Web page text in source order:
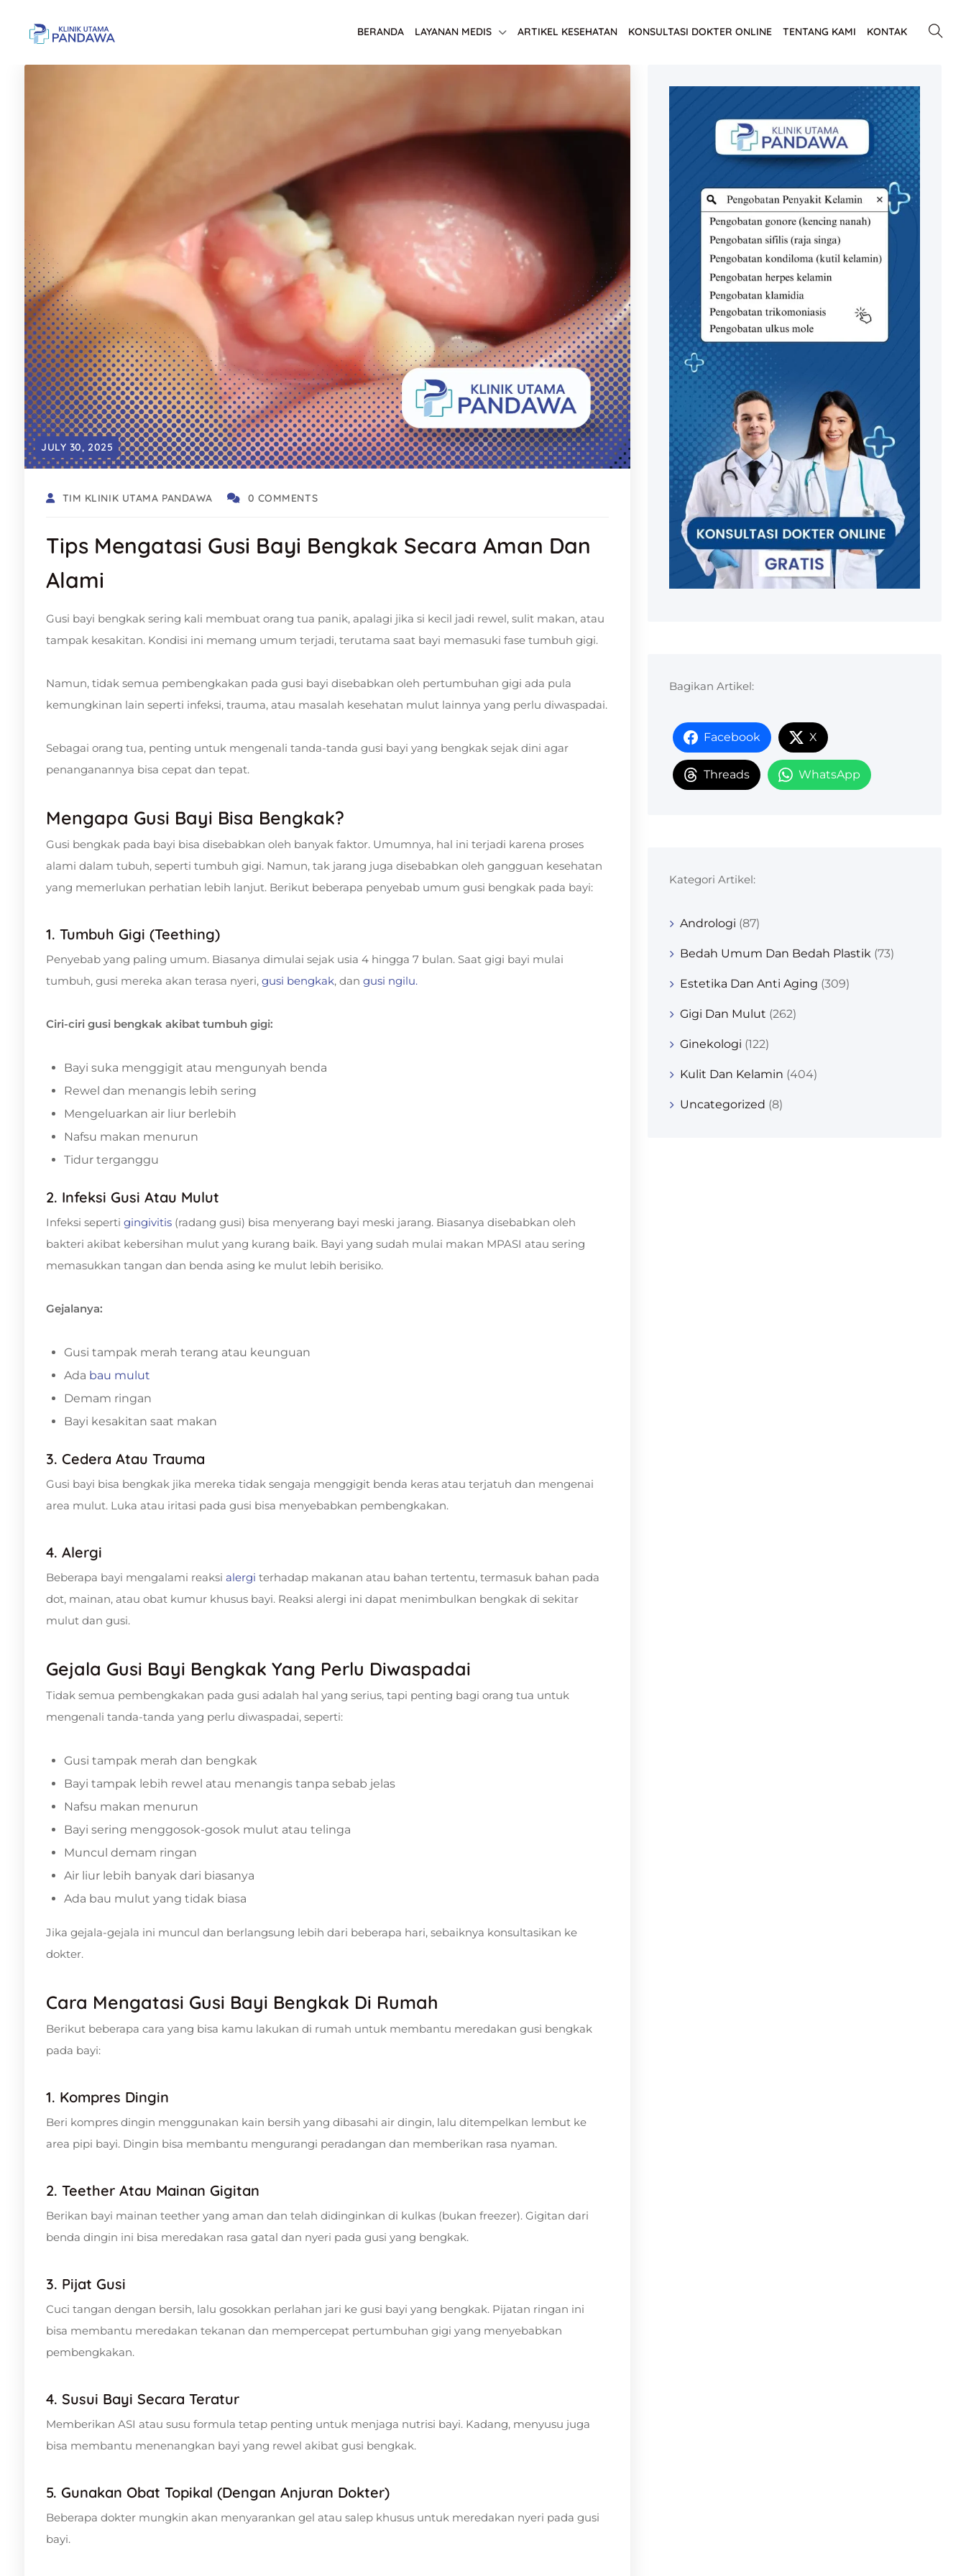
BERANDA LAYANAN MEDIS ARTIKEL KESEHATAN KONSULTASI DOKTER ONLINE TENTANG KAMI KONTAK
JULY 30, 2025
TIM KLINIK UTAMA PANDAWA 0 COMMENTS
Tips Mengatasi Gusi Bayi Bengkak Secara Aman Dan
Alami
Gusi bayi bengkak sering kali membuat orang tua panik, apalagi jika si kecil jadi rewel, sulit makan, atau
tampak kesakitan. Kondisi ini memang umum terjadi, terutama saat bayi memasuki fase tumbuh gigi.
Namun, tidak semua pembengkakan pada gusi bayi disebabkan oleh pertumbuhan gigi ada pula
kemungkinan lain seperti infeksi, trauma, atau masalah kesehatan mulut lainnya yang perlu diwaspadai.
Sebagai orang tua, penting untuk mengenali tanda-tanda gusi bayi yang bengkak sejak dini agar
penanganannya bisa cepat dan tepat.
Mengapa Gusi Bayi Bisa Bengkak?
Gusi bengkak pada bayi bisa disebabkan oleh banyak faktor. Umumnya, hal ini terjadi karena proses
alami dalam tubuh, seperti tumbuh gigi. Namun, tak jarang juga disebabkan oleh gangguan kesehatan
yang memerlukan perhatian lebih lanjut. Berikut beberapa penyebab umum gusi bengkak pada bayi:
1. Tumbuh Gigi (Teething)
Penyebab yang paling umum. Biasanya dimulai sejak usia 4 hingga 7 bulan. Saat gigi bayi mulai
tumbuh, gusi mereka akan terasa nyeri, gusi bengkak, dan gusi ngilu.
Ciri-ciri gusi bengkak akibat tumbuh gigi:
Bayi suka menggigit atau mengunyah benda
Rewel dan menangis lebih sering
Mengeluarkan air liur berlebih
Nafsu makan menurun
Tidur terganggu
2. Infeksi Gusi Atau Mulut
Infeksi seperti gingivitis (radang gusi) bisa menyerang bayi meski jarang. Biasanya disebabkan oleh
bakteri akibat kebersihan mulut yang kurang baik. Bayi yang sudah mulai makan MPASI atau sering
memasukkan tangan dan benda asing ke mulut lebih berisiko.
Gejalanya:
Gusi tampak merah terang atau keunguan
Ada bau mulut
Demam ringan
Bayi kesakitan saat makan
3. Cedera Atau Trauma
Gusi bayi bisa bengkak jika mereka tidak sengaja menggigit benda keras atau terjatuh dan mengenai
area mulut. Luka atau iritasi pada gusi bisa menyebabkan pembengkakan.
4. Alergi
Beberapa bayi mengalami reaksi alergi terhadap makanan atau bahan tertentu, termasuk bahan pada
dot, mainan, atau obat kumur khusus bayi. Reaksi alergi ini dapat menimbulkan bengkak di sekitar
mulut dan gusi.
Gejala Gusi Bayi Bengkak Yang Perlu Diwaspadai
Tidak semua pembengkakan pada gusi adalah hal yang serius, tapi penting bagi orang tua untuk
mengenali tanda-tanda yang perlu diwaspadai, seperti:
Gusi tampak merah dan bengkak
Bayi tampak lebih rewel atau menangis tanpa sebab jelas
Nafsu makan menurun
Bayi sering menggosok-gosok mulut atau telinga
Muncul demam ringan
Air liur lebih banyak dari biasanya
Ada bau mulut yang tidak biasa
Jika gejala-gejala ini muncul dan berlangsung lebih dari beberapa hari, sebaiknya konsultasikan ke
dokter.
Cara Mengatasi Gusi Bayi Bengkak Di Rumah
Berikut beberapa cara yang bisa kamu lakukan di rumah untuk membantu meredakan gusi bengkak
pada bayi:
1. Kompres Dingin
Beri kompres dingin menggunakan kain bersih yang dibasahi air dingin, lalu ditempelkan lembut ke
area pipi bayi. Dingin bisa membantu mengurangi peradangan dan memberikan rasa nyaman.
2. Teether Atau Mainan Gigitan
Berikan bayi mainan teether yang aman dan telah didinginkan di kulkas (bukan freezer). Gigitan dari
benda dingin ini bisa meredakan rasa gatal dan nyeri pada gusi yang bengkak.
3. Pijat Gusi
Cuci tangan dengan bersih, lalu gosokkan perlahan jari ke gusi bayi yang bengkak. Pijatan ringan ini
bisa membantu meredakan tekanan dan mempercepat pertumbuhan gigi yang menyebabkan
pembengkakan.
4. Susui Bayi Secara Teratur
Memberikan ASI atau susu formula tetap penting untuk menjaga nutrisi bayi. Kadang, menyusu juga
bisa membantu menenangkan bayi yang rewel akibat gusi bengkak.
5. Gunakan Obat Topikal (Dengan Anjuran Dokter)
Beberapa dokter mungkin akan menyarankan gel atau salep khusus untuk meredakan nyeri pada gusi
bayi.
Bagikan Artikel:
Facebook X
Threads WhatsApp
Kategori Artikel:
Andrologi (87)
Bedah Umum Dan Bedah Plastik (73)
Estetika Dan Anti Aging (309)
Gigi Dan Mulut (262)
Ginekologi (122)
Kulit Dan Kelamin (404)
Uncategorized (8)